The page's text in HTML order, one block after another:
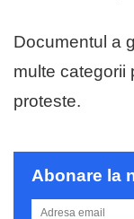
Documentul a
multe categorii
proteste.
Abonare la